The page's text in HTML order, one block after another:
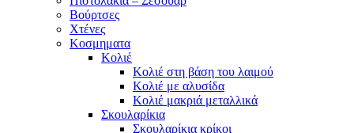
Βούρτσες
Χτένες
Κοσμηματα
Κολιέ
Κολιέ στη βάση του λαιμού
Κολιέ με αλυσίδα
Κολιέ μακριά μεταλλικά
Σκουλαρίκια
Σκουλαρίκια κρίκοι